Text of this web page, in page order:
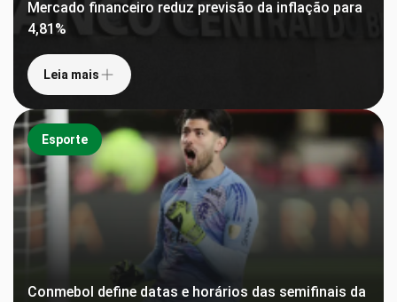
Mercado financeiro reduz previsão da inflação para
4,81%
Leia mais
Esporte
Conmebol define datas e horários das semifinais da